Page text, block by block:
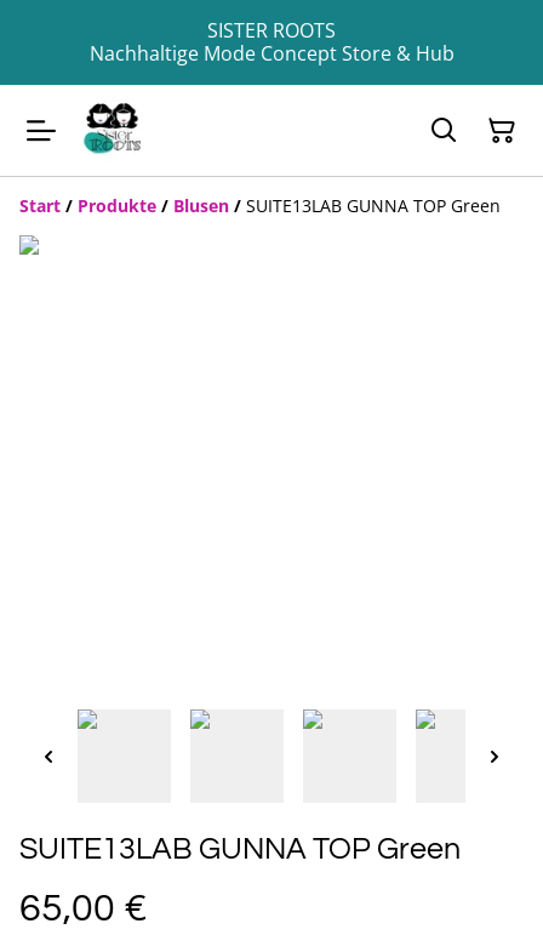
SISTER ROOTS
Nachhaltige Mode Concept Store & Hub
Start / Produkte / Blusen / SUITE13LAB GUNNA TOP Green
SUITE13LAB GUNNA TOP Green
65,00 €